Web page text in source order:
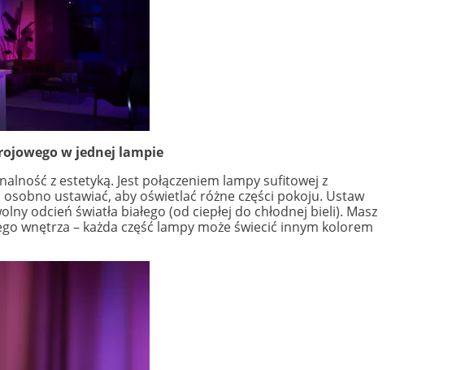
w jednej lampie
z estetyką. Jest połączeniem lampy sufitowej z
ustawiać, aby oświetlać różne części pokoju. Ustaw
odcień światła białego (od ciepłej do chłodnej bieli). Masz
wnętrza – każda część lampy może świecić innym kolorem